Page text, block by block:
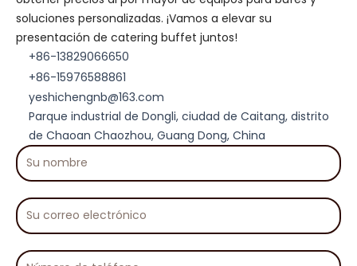
soluciones personalizadas. ¡Vamos a elevar su
presentación de catering buffet juntos!
+86-13829066650
+86-15976588861
yeshichengnb@163.com
Parque industrial de Dongli, ciudad de Caitang, distrito
de Chaoan Chaozhou, Guang Dong, China
Su
nombre
Su
correo
electrónico
Número